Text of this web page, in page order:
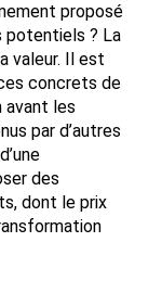
proposé
potentiels ? La
valeur. Il est
concrets de
avant les
par d’autres
des
dont le prix